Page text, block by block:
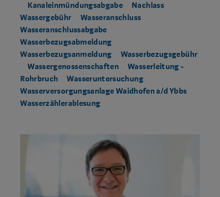
Kanaleinmündungsabgabe
Nachlass
Wassergebühr
Wasseranschluss
Wasseranschlussabgabe
Wasserbezugsabmeldung
Wasserbezugsanmeldung
Wasserbezugsgebühr
Wassergenossenschaften
Wasserleitung -
Rohrbruch
Wasseruntersuchung
Wasserversorgungsanlage Waidhofen a/d Ybbs
Wasserzählerablesung